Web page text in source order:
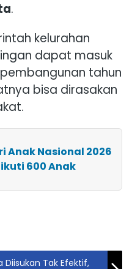
.
kelurahan
dapat masuk
tahun
bisa dirasakan
Anak Nasional 2026
600 Anak
Diisukan Tak Efektif,